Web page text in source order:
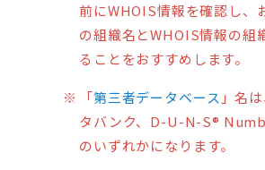
前にWHOIS情報を確認し、
の組織名とWHOIS情報の組
ることをおすすめします。
「第三者データベース 」名
タバンク、D-U-N-S®
のいずれかになります。